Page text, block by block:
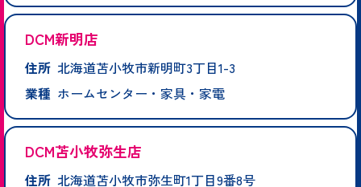
DCM新明店
住所 北海道苫小牧市新明町3丁目1-3
業種 ホームセンター・家具・家電
DCM苫小牧弥生店
住所 北海道苫小牧市弥生町1丁目9番8号